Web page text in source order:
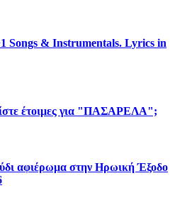
Songs & Instrumentals. Lyrics in
έτοιμες για "ΠΑΣΑΡΕΛΑ";
αφιέρωμα στην Ηρωική Έξοδο